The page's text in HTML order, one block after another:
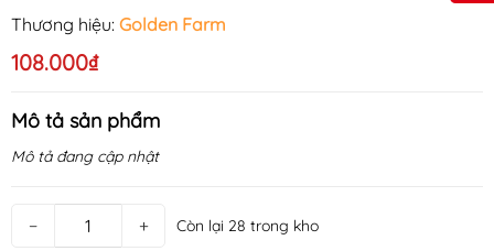
Thương hiệu: Golden Farm
108.000₫
Mô tả sản phẩm
Mô tả đang cập nhật
− + Còn lại 28 trong kho